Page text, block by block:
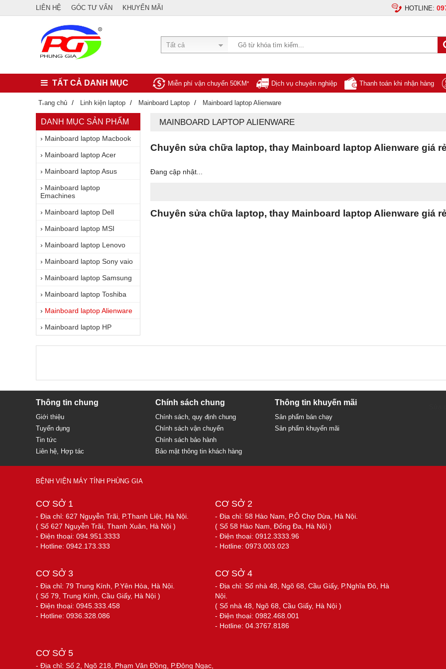
LIÊN HỆ GÓC TƯ VẤN KHUYẾN MÃI HOTLINE:
Tất cả
TẤT CẢ DANH MỤC Miễn phí vận chuyển 50KM* Dịch vụ chuyên nghiệp Thanh toán khi nhận hàng
Trang chủ / Linh kiện laptop / Mainboard Laptop / Mainboard laptop Alienware
DANH MỤC SẢN PHẨM
› Mainboard laptop Macbook
› Mainboard laptop Acer
› Mainboard laptop Asus
› Mainboard laptop
Emachines
› Mainboard laptop Dell
› Mainboard laptop MSI
› Mainboard laptop Lenovo
› Mainboard laptop Sony vaio
› Mainboard laptop Samsung
› Mainboard laptop Toshiba
› Mainboard laptop Alienware
› Mainboard laptop HP
MAINBOARD LAPTOP ALIENWARE
Chuyên sửa chữa laptop, thay Mainboard laptop Alienware giá
Đang cập nhật...
Chuyên sửa chữa laptop, thay Mainboard laptop Alienware giá
Thông tin chung
Giới thiệu
Tuyển dụng
Tin tức
Liên hệ, Hợp tác
Chính sách chung
Chính sách, quy định chung
Chính sách vận chuyển
Chính sách bảo hành
Bảo mật thông tin khách hàng
Thông tin khuyến mãi
Sản phẩm bán chạy
Sản phẩm khuyến mãi
BỆNH VIỆN MÁY TÍNH PHÙNG GIA
CƠ SỞ 1
- Địa chỉ: 627 Nguyễn Trãi, P.Thanh Liệt, Hà Nội.
( Số 627 Nguyễn Trãi, Thanh Xuân, Hà Nội )
- Điện thoại: 094.951.3333
- Hotline: 0942.173.333
CƠ SỞ 2
- Địa chỉ: 58 Hào Nam, P.Ô Chợ Dừa, Hà Nội.
( Số 58 Hào Nam, Đống Đa, Hà Nội )
- Điện thoại: 0912.3333.96
- Hotline: 0973.003.023
CƠ SỞ 3
- Địa chỉ: 79 Trung Kính, P.Yên Hòa, Hà Nội.
( Số 79, Trung Kính, Cầu Giấy, Hà Nội )
- Điện thoại: 0945.333.458
- Hotline: 0936.328.086
CƠ SỞ 4
- Địa chỉ: Số nhà 48, Ngõ 68, Cầu Giấy, P.Nghĩa Đô, Hà
Nội.
( Số nhà 48, Ngõ 68, Cầu Giấy, Hà Nội )
- Điện thoại: 0982.468.001
- Hotline: 04.3767.8186
CƠ SỞ 5
- Địa chỉ: Số 2, Ngõ 218, Phạm Văn Đồng, P.Đông Ngạc,